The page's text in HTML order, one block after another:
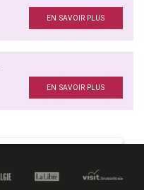
EN SAVOIR PLUS
EN SAVOIR PLUS